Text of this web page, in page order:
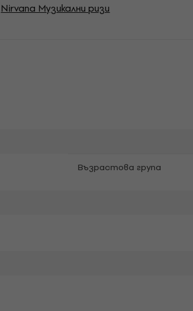
Nirvana Музикални ризи
Възрастова група